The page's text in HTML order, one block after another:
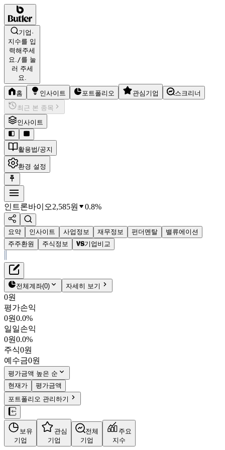
기업·
지수를 입
력해주세
요./를 눌
러 주세
요.
홈 인사이트 포트폴리오 관심기업
스크리너
최근 본 종목
인사이트
활용법/공지
환경 설정
인트론바이오2,585원 0.8%
요약 인사이트 사업정보 재무정보 펀더멘탈
밸류에이션
주주환원
주식정보 기업비교
인트론바이오
2,585원
048530
KOSDAQ
시가총액
PBR1.24
PER-
fPER -
배당수익률-
자사주비율2.28%
결산월12월
4분기누적
10년
주재무제표
재무정보
펀더멘탈
밸류에이션
주주환원
주식정보
전체계좌(0) 자세히 보기
0원
평가손익
0원0.0%
일일손익
0원0.0%
주식0원
예수금0원
평가금액 높은 순
현재가
평가금액
포트폴리오 관리하기
보유
기업
관심
기업
전체
기업
주요
지수